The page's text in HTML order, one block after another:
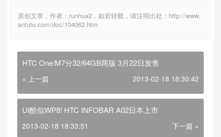
原创文章，作者：runhua2，如若转载，请注明出处：http://www.
antutu.com/doc/104062.htm
HTC One/M7分32/64GB两版 3月22日发售
« 上一篇 2013-02-18 18:30:42
UI酷似WP8! HTC INFOBAR A02日本上市
2013-02-18 18:33:51 下一篇 »